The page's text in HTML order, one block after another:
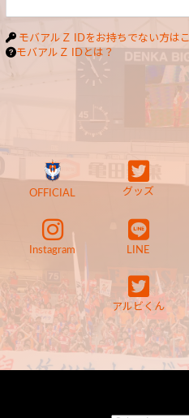
モバアルＺ IDをお持ちでない方は
モバアルＺ IDとは？
OFFICIAL グッズ
Instagram LINE
アルビくん